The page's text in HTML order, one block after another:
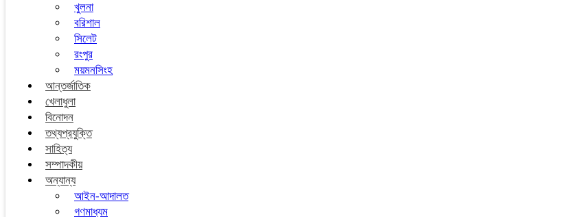
খুলনা
বরিশাল
সিলেট
রংপুর
ময়মনসিংহ
আন্তর্জাতিক
খেলাধুলা
বিনোদন
তথ্যপ্রযুক্তি
সাহিত্য
সম্পাদকীয়
অন্যান্য
আইন-আদালত
গণমাধ্যম